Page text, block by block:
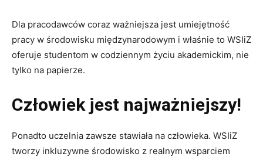
Dla pracodawców coraz ważniejsza jest umiejętność
pracy w środowisku międzynarodowym i właśnie to WSIiZ
oferuje studentom w codziennym życiu akademickim, nie
tylko na papierze.
Człowiek jest najważniejszy!
Ponadto uczelnia zawsze stawiała na człowieka. WSIiZ
tworzy inkluzywne środowisko z realnym wsparciem